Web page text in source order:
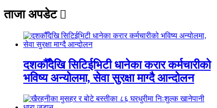
ताजा अपडेट
दशकौँदेखि सिटिईभिटी धानेका करार कर्मचारीको
भविष्य अन्योलमा, सेवा सुरक्षा माग्दै आन्दोलन